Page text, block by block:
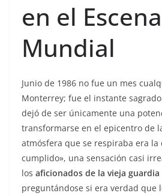
en el
Mundial
Junio de 1986 no fue un mes
Monterrey; fue el instante
dejó de ser únicamente una
transformarse en el epicentro de
atmósfera que se respiraba era la
cumplido», una sensación casi
los aficionados de la vieja guardia
preguntándose si era verdad que